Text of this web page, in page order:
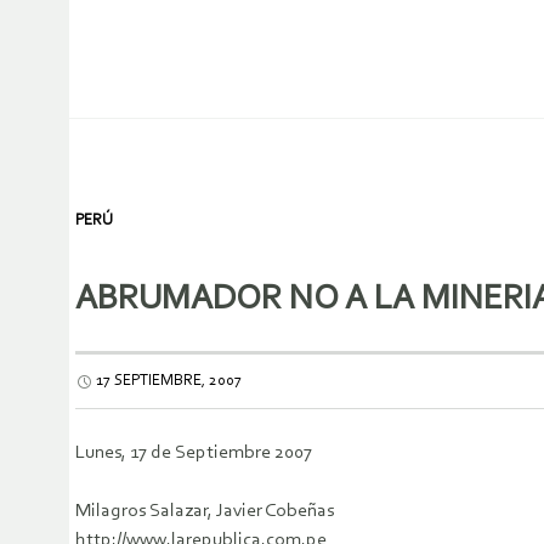
PERÚ
ABRUMADOR NO A LA
17 SEPTIEMBRE, 2007
Lunes, 17 de Septiembre 2007
Milagros Salazar, Javier Cobeñas